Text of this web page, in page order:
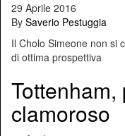
29 Aprile 2016
By Saverio Pestuggia
Il Cholo Simeone non si
di ottima prospettiva
clamoroso